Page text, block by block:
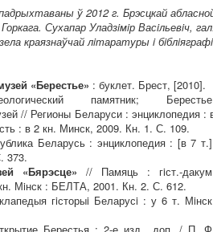
ў 2012 г. Брэсцкай
Сухапар Уладзiмiр Васiльевiч,
краязнаўчай лiтаратуры i
«Берестье» : буклет. Брест, [2010].
памятник;
// Регионы Беларуси : энциклопедия :
: в 2 кн. Минск, 2009. Кн. 1. С. 109.
Беларусь : энциклопедия : [в 7
373.
«Бярэсце» // Памяць : гiст.-
Мiнск : БЕЛТА, 2001. Кн. 2. С. 612.
гiсторыi Беларусi : у 6 т.